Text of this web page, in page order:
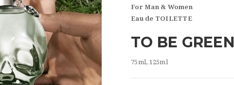
For Man & Women
Eau de TOILETTE
TO BE GREEN
75ml, 125ml